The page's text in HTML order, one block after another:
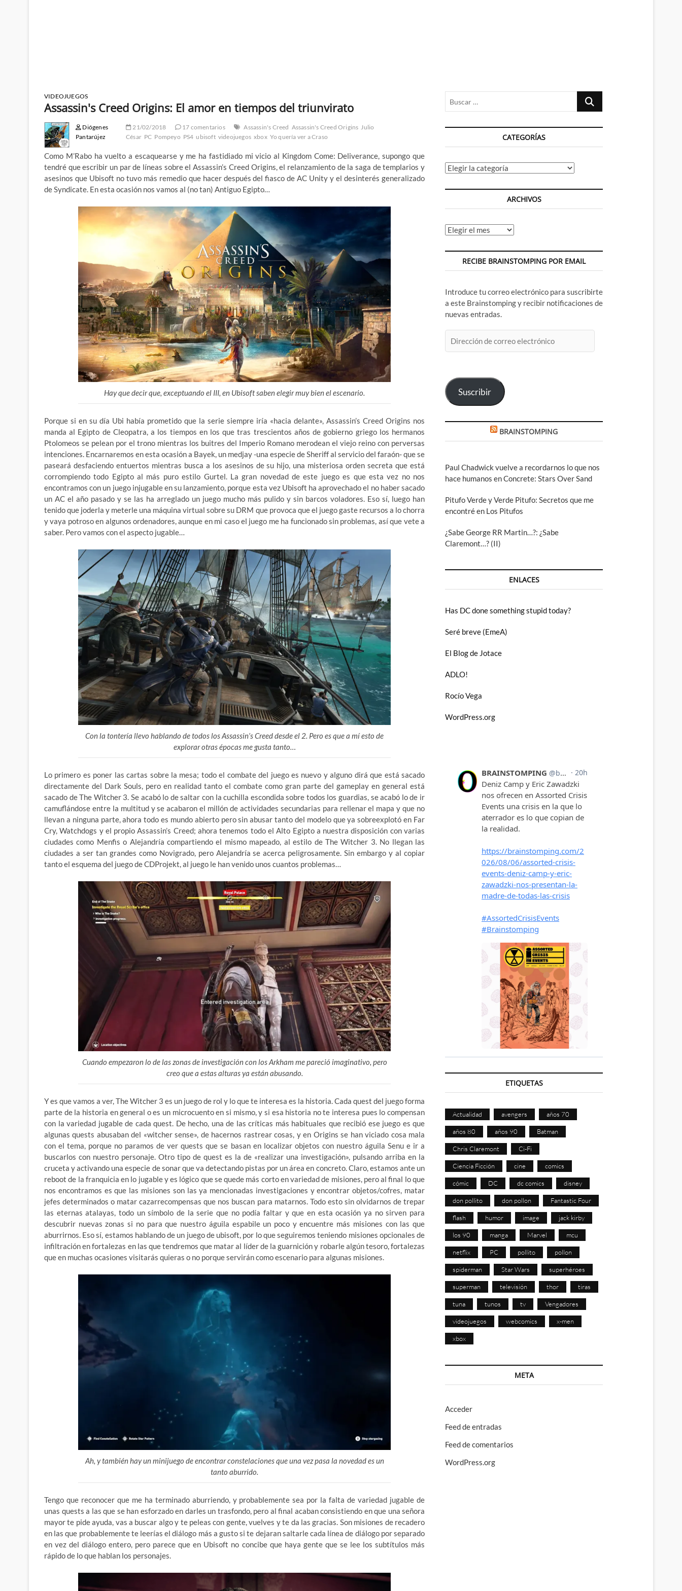
VIDEOJUEGOS
Assassin's Creed Origins: El amor en tiempos del triunvirato
Diógenes
Pantarújez
21/02/2018 17 comentarios Assassin's Creed Assassin's Creed Origins Julio
César PC Pompeyo PS4 ubisoft videojuegos xbox Yo quería ver a Craso
Como M’Rabo ha vuelto a escaquearse y me ha fastidiado mi vicio al Kingdom Come: Deliverance, supongo que
tendré que escribir un par de líneas sobre el Assassin’s Creed Origins, el relanzamiento de la saga de templarios y
asesinos que Ubisoft no tuvo más remedio que hacer después del fiasco de AC Unity y el desinterés generalizado
de Syndicate. En esta ocasión nos vamos al (no tan) Antiguo Egipto…
Hay que decir que, exceptuando el III, en Ubisoft saben elegir muy bien el escenario.
Porque si en su día Ubi había prometido que la serie siempre iría «hacia delante», Assassin’s Creed Origins nos
manda al Egipto de Cleopatra, a los tiempos en los quetras trescientos años de gobierno griego los hermanos
Ptolomeos se pelean por el trono mientras los buitres del Imperio Romano merodean el viejo reino con perversas
intenciones. Encarnaremos en esta ocasión a Bayek, un medjay -una especie de Sheriff al servicio del faraón- que se
paseará desfaciendo entuertos mientras busca a los asesinos de su hijo, una misteriosa orden secreta que está
corrompiendo todo Egipto al más puro estilo Gurtel. La gran novedad de este juego es que esta vez no nos
encontramos con un juego injugable en su lanzamiento, porque esta vez Ubisoft ha aprovechado el no haber sacado
un AC el año pasado y se las ha arreglado un juego mucho más pulido y sin barcos voladores. Eso sí, luego han
tenido que joderla y meterle una máquina virtual sobre su DRM que provoca que el juego gaste recursos a lo chorra
y vaya potroso en algunos ordenadores, aunque en mi caso el juego me ha funcionado sin problemas, así que vete a
saber. Pero vamos con el aspecto jugable…
Con la tontería llevo hablando de todos los Assassin’s Creed desde el 2. Pero es que a mí esto de
explorar otras épocas me gusta tanto…
Lo primero es poner las cartas sobre la mesa; todo el combate del juego es nuevo y alguno dirá que está sacado
directamente del Dark Souls, pero en realidad tanto el combate como gran parte del gameplay en general está
sacado de The Witcher 3. Se acabó lo de saltar con la cuchilla escondida sobre todos los guardias, se acabó lo de ir
camuflándose entre la multitud y se acabaron el millón de actividades secundarias para rellenar el mapa y que no
llevan a ninguna parte, ahora todo es mundo abierto pero sin abusar tanto del modelo que ya sobreexplotó en Far
Cry, Watchdogs y el propio Assassin’s Creed; ahora tenemos todo el Alto Egipto a nuestra disposición con varias
ciudades como Menfis o Alejandría compartiendo el mismo mapeado, al estilo de The Witcher 3. No llegan las
ciudades a ser tan grandes como Novigrado, pero Alejandría se acerca peligrosamente. Sin embargo y al copiar
tanto el esquema del juego de CDProjekt, al juego le han venido unos cuantos problemas…
Cuando empezaron lo de las zonas de investigación con los Arkham me pareció imaginativo, pero
creo que a estas alturas ya están abusando.
Y es que vamos a ver, The Witcher 3 es un juego de rol y lo que te interesa es la historia. Cada quest del juego forma
parte de la historia en general o es un microcuento en si mismo, y si esa historia no te interesa pues lo compensan
con la variedad jugable de cada quest. De hecho, una de las críticas más habituales que recibió ese juego es que
algunas quests abusaban del «witcher sense», de hacernos rastrear cosas, y en Origins se han viciado cosa mala
con el tema, porque no paramos de ver quests que se basan en localizar objetos con nuestro águila Senu e ir a
buscarlos con nuestro personaje. Otro tipo de quest es la de «realizar una investigación», pulsando arriba en la
cruceta y activando una especie de sonar que va detectando pistas por un área en concreto. Claro, estamos ante un
reboot de la franquicia en lo jugable y es lógico que se quede más corto en variedad de misiones, pero al final lo que
nos encontramos es que las misiones son las ya mencionadas investigaciones y encontrar objetos/cofres, matar
jefes determinados o matar cazarrecompensas que nos buscan para matarnos. Todo esto sin olvidarnos de trepar
las eternas atalayas, todo un símbolo de la serie que no podía faltar y que en esta ocasión ya no sirven para
descubrir nuevas zonas si no para que nuestro águila espabile un poco y encuentre más misiones con las que
aburrirnos. Eso sí, estamos hablando de un juego de ubisoft, por lo que seguiremos teniendo misiones opcionales de
infiltración en fortalezas en las que tendremos que matar al líder de la guarnición y robarle algún tesoro, fortalezas
que en muchas ocasiones visitarás quieras o no porque servirán como escenario para algunas misiones.
Ah, y también hay un minijuego de encontrar constelaciones que una vez pasa la novedad es un
tanto aburrido.
Tengo que reconocer que me ha terminado aburriendo, y probablemente sea por la falta de variedad jugable de
unas quests a las que se han esforzado en darles un trasfondo, pero al final acaban consistiendo en que una señora
mayor te pide ayuda, vas a buscar algo y te peleas con gente, vuelves y te da las gracias. Son misiones de recadero
en las que probablemente te leerías el diálogo más a gusto si te dejaran saltarle cada línea de diálogo por separado
en vez del diálogo entero, pero parece que en Ubisoft no concibe que haya gente que se lee los subtítulos más
rápido de lo que hablan los personajes.
Buscar
CATEGORÍAS
Categorías
ARCHIVOS
Archivos
RECIBE BRAINSTOMPING POR EMAIL
Introduce tu correo electrónico para suscribirte
a este Brainstomping y recibir notificaciones de
nuevas entradas.
de
Suscribir
BRAINSTOMPING
Paul Chadwick vuelve a recordarnos lo que nos
hace humanos en Concrete: Stars Over Sand
Pitufo Verde y Verde Pitufo: Secretos que me
encontré en Los Pitufos
¿Sabe George RR Martin…?: ¿Sabe
Claremont…? (II)
ENLACES
Has DC done something stupid today?
Seré breve (EmeA)
El Blog de Jotace
ADLO!
Rocío Vega
WordPress.org
ETIQUETAS
Actualidad avengers años 70
años 80 años 90 Batman
Chris Claremont Ci-Fi
Ciencia Ficción cine comics
cómic DC dc comics disney
don pollito don pollon Fantastic Four
flash humor image jack kirby
los 90 manga Marvel mcu
netflix PC pollito pollon
spiderman Star Wars superhéroes
superman televisión thor tiras
tuna tunos tv Vengadores
videojuegos webcomics x-men
xbox
META
Acceder
Feed de entradas
Feed de comentarios
WordPress.org